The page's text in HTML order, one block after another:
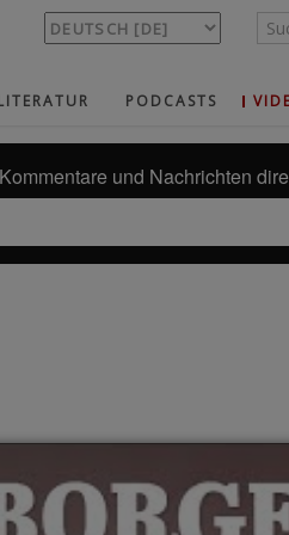
PODCASTS
und Nachrichten